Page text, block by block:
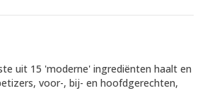
uit 15 'moderne' ingrediënten haalt en
voor-, bij- en hoofdgerechten,